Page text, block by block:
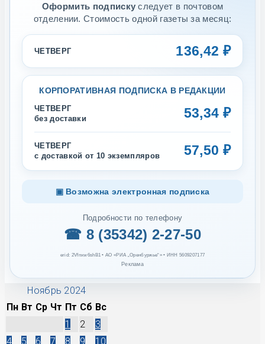
Оформить подписку следует в почтовом
отделении. Стоимость одной газеты за месяц:
ЧЕТВЕРГ 136,42 ₽
КОРПОРАТИВНАЯ ПОДПИСКА В РЕДАКЦИИ
ЧЕТВЕРГ
без доставки
53,34 ₽
ЧЕТВЕРГ
с доставкой от 10 экземпляров
57,50 ₽
▣ Возможна электронная подписка
Подробности по телефону
☎ 8 (35342) 2-27-50
erid: 2Vfnxw6shB1 • АО «РИА „Оренбуржье“» • ИНН 5609207177
Реклама
Ноябрь 2024
Пн Вт Ср Чт Пт Сб Вс
1
2
3
4
5 6 7 8 9
10